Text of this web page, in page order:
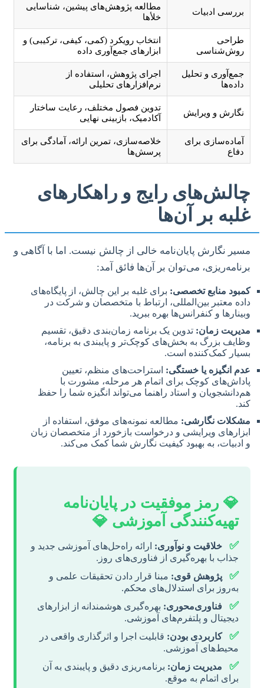
بررسی ادبیات
مطالعه پژوهش‌های پیشین، شناسایی
خلأها
طراحی
روش‌شناسی
انتخاب رویکرد (کمی، کیفی، ترکیبی) و
ابزارهای جمع‌آوری داده
جمع‌آوری و تحلیل
داده‌ها
اجرای پژوهش، استفاده از
نرم‌افزارهای تحلیلی
نگارش و ویرایش
تدوین فصول مختلف، رعایت ساختار
آکادمیک، بازبینی نهایی
آماده‌سازی برای
دفاع
خلاصه‌سازی، تمرین ارائه، آمادگی برای
پرسش‌ها
چالش‌های رایج و راهکارهای
غلبه بر آن‌ها
مسیر نگارش پایان‌نامه خالی از چالش نیست. اما با آگاهی و
برنامه‌ریزی، می‌توان بر آن‌ها فائق آمد:
کمبود منابع تخصصی: برای غلبه بر این چالش، از پایگاه‌های
داده معتبر بین‌المللی، ارتباط با متخصصان و شرکت در
وبینارها و کنفرانس‌ها بهره ببرید.
مدیریت زمان: تدوین یک برنامه زمان‌بندی دقیق، تقسیم
وظایف بزرگ به بخش‌های کوچک‌تر و پایبندی به برنامه،
بسیار کمک‌کننده است.
عدم انگیزه یا خستگی: استراحت‌های منظم، تعیین
پاداش‌های کوچک برای اتمام هر مرحله، مشورت با
هم‌دانشجویان و استاد راهنما می‌تواند انگیزه شما را حفظ
کند.
مشکلات نگارشی: مطالعه نمونه‌های موفق، استفاده از
ابزارهای ویرایشی و درخواست بازخورد از متخصصان زبان
و ادبیات، به بهبود کیفیت نگارش شما کمک می‌کند.
💎 رمز موفقیت در پایان‌نامه
تهیه‌کنندگی آموزشی 💎
✅ خلاقیت و نوآوری: ارائه راه‌حل‌های آموزشی جدید و
جذاب با بهره‌گیری از فناوری‌های روز.
✅ پژوهش قوی: مبنا قرار دادن تحقیقات علمی و
به‌روز برای استدلال‌های محکم.
✅ فناوری‌محوری: بهره‌گیری هوشمندانه از ابزارهای
دیجیتال و پلتفرم‌های آموزشی.
✅ کاربردی بودن: قابلیت اجرا و اثرگذاری واقعی در
محیط‌های آموزشی.
✅ مدیریت زمان: برنامه‌ریزی دقیق و پایبندی به آن
برای اتمام به موقع.